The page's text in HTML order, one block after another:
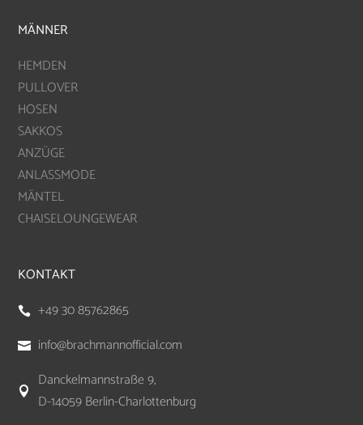
MÄNNER
HEMDEN
PULLOVER
HOSEN
SAKKOS
ANZÜGE
ANLASSMODE
MÄNTEL
CHAISELOUNGEWEAR
KONTAKT
 +49 30 85762865
 info@brachmannofficial.com

Danckelmannstraße 9,
D-14059 Berlin-Charlottenburg